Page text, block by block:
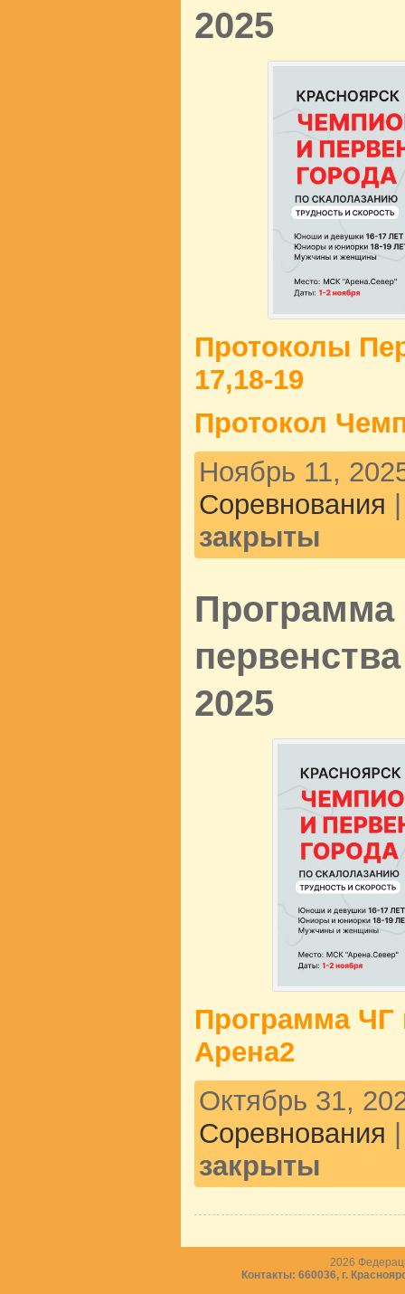
2025
Протоколы
17,18-19
Протокол
Ноябрь 11,
Соревнования
закрыты
Программа
2025
Программа ЧГ
Арена2
Октябрь 31,
Соревнования
закрыты
2026
Контакты: 660036, г.